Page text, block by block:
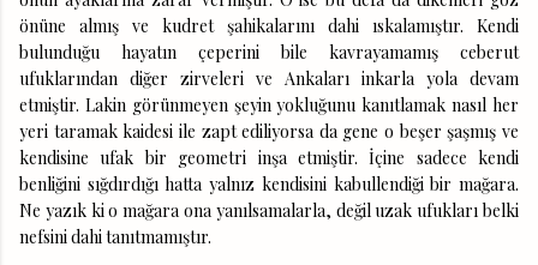
önüne almış ve kudret şahikalarını dahi ıskalamıştır. Kendi
bulunduğu hayatın çeperini bile kavrayamamış ceberut
ufuklarından diğer zirveleri ve Ankaları inkarla yola devam
etmiştir. Lakin görünmeyen şeyin yokluğunu kanıtlamak nasıl her
yeri taramak kaidesi ile zapt ediliyorsa da gene o beşer şaşmış ve
kendisine ufak bir geometri inşa etmiştir. İçine sadece kendi
benliğini sığdırdığı hatta yalnız kendisini kabullendiği bir mağara.
Ne yazık ki o mağara ona yanılsamalarla, değil uzak ufukları belki
nefsini dahi tanıtmamıştır.